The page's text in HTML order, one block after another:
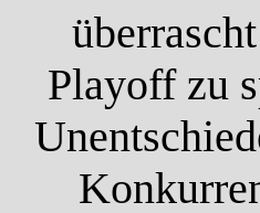
Playoff zu